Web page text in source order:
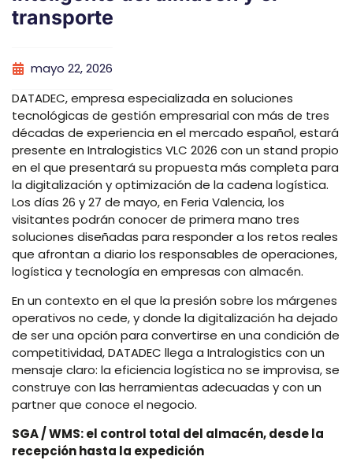
transporte
mayo 22, 2026
DATADEC, empresa especializada en soluciones
tecnológicas de gestión empresarial con más de tres
décadas de experiencia en el mercado español, estará
presente en Intralogistics VLC 2026 con un stand propio
en el que presentará su propuesta más completa para
la digitalización y optimización de la cadena logística.
Los días 26 y 27 de mayo, en Feria Valencia, los
visitantes podrán conocer de primera mano tres
soluciones diseñadas para responder a los retos reales
que afrontan a diario los responsables de operaciones,
logística y tecnología en empresas con almacén.
En un contexto en el que la presión sobre los márgenes
operativos no cede, y donde la digitalización ha dejado
de ser una opción para convertirse en una condición de
competitividad, DATADEC llega a Intralogistics con un
mensaje claro: la eficiencia logística no se improvisa, se
construye con las herramientas adecuadas y con un
partner que conoce el negocio.
SGA / WMS: el control total del almacén, desde la
recepción hasta la expedición